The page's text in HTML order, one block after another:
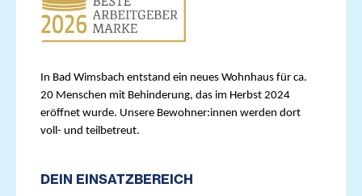
In Bad Wimsbach entstand ein neues Wohnhaus für ca.
20 Menschen mit Behinderung, das im Herbst 2024
eröffnet wurde. Unsere Bewohner:innen werden dort
voll- und teilbetreut.
DEIN EINSATZBEREICH